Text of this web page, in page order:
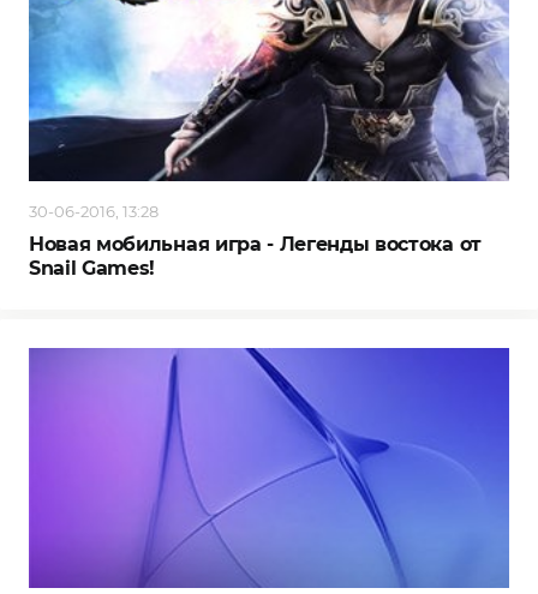
30-06-2016, 13:28
Новая мобильная игра - Легенды востока от
Snail Games!